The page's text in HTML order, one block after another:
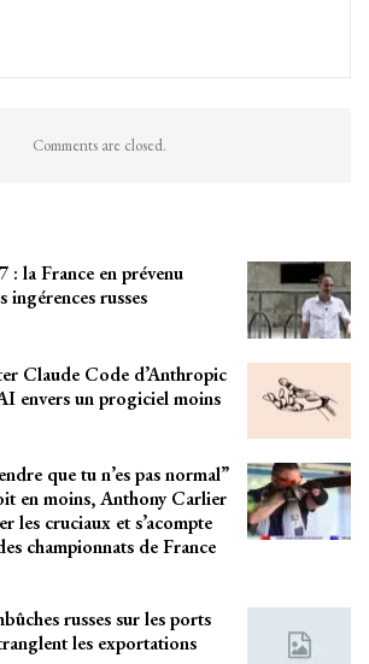
Comments are closed.
: la France en prévenu
ingérences russes
Claude Code d’Anthropic
envers un progiciel moins
que tu n’es pas normal”
en moins, Anthony Carlier
les cruciaux et s’acompte
championnats de France
russes sur les ports
les exportations